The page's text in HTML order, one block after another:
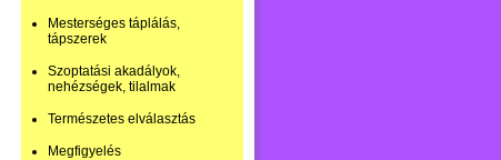
Mesterséges táplálás,
tápszerek
Szoptatási akadályok,
nehézségek, tilalmak
Természetes elválasztás
Megfigyelés